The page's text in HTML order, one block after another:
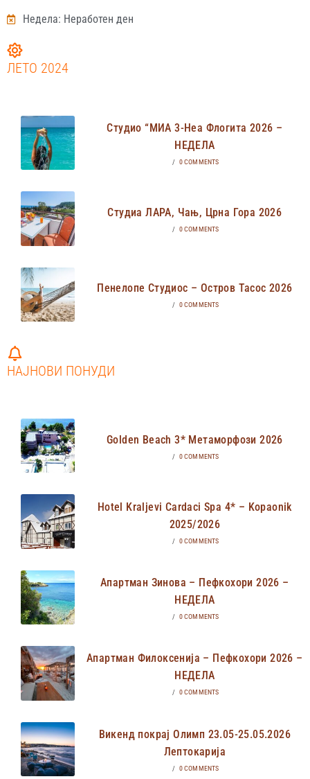
Недела: Неработен ден
ЛЕТО 2024
Студио “МИА 3-Неа Флогита 2026 –
НЕДЕЛА
/ 0 COMMENTS
Студиа ЛАРА, Чањ, Црна Гора 2026
/ 0 COMMENTS
Пенелопе Студиос – Остров Тасос 2026
/ 0 COMMENTS
НАЈНОВИ ПОНУДИ
Golden Beach 3* Метаморфози 2026
/ 0 COMMENTS
Hotel Kraljevi Cardaci Spa 4* – Kopaonik
2025/2026
/ 0 COMMENTS
Апартман Зинова – Пефкохори 2026 –
НЕДЕЛА
/ 0 COMMENTS
Апартман Филоксенија – Пефкохори 2026 –
НЕДЕЛА
/ 0 COMMENTS
Викенд покрај Олимп 23.05-25.05.2026
Лептокарија
/ 0 COMMENTS